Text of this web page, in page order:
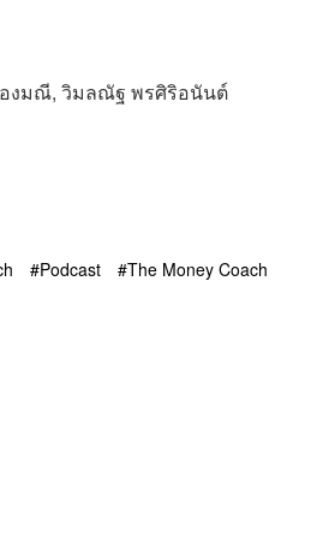
งมณี, วิมลณัฐ พรศิริอนันต์
Podcast
The Money Coach